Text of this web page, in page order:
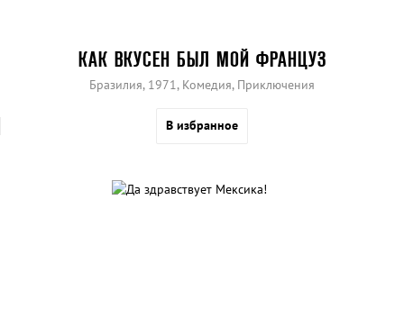
КАК ВКУСЕН БЫЛ МОЙ ФРАНЦУЗ
Бразилия, 1971, Комедия, Приключения
В избранное